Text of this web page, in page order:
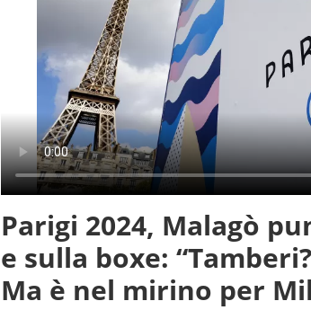
Parigi 2024, Malagò
e sulla boxe:
Ma è nel mirino per